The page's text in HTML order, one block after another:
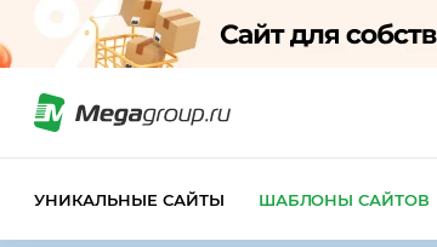
УНИКАЛЬНЫЕ САЙТЫ ШАБЛОНЫ САЙТОВ